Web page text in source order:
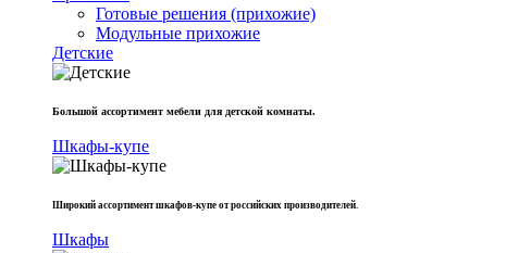
Готовые решения (прихожие)
Модульные прихожие
Детские
Большой ассортимент мебели для детской комнаты.
Шкафы-купе
Широкий ассортимент шкафов-купе от российских производителей.
Шкафы